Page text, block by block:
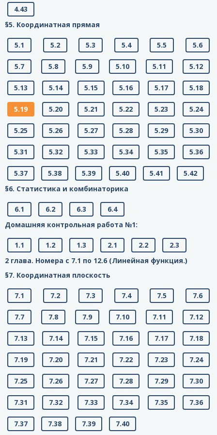
4.43
§5. Координатная прямая
5.1 5.2 5.3 5.4 5.5 5.6
5.7 5.8 5.9 5.10 5.11 5.12
5.13 5.14 5.15 5.16 5.17 5.18
5.19 5.20 5.21 5.22 5.23 5.24
5.25 5.26 5.27 5.28 5.29 5.30
5.31 5.32 5.33 5.34 5.35 5.36
5.37 5.38 5.39 5.40 5.41
5.42
§6. Статистика и комбинаторика
6.1 6.2 6.3
6.4
Домашняя контрольная работа №1:
1.1 1.2 1.3 2.1 2.2
2.3
2 глава. Номера с 7.1 по 12.6 (Линейная функция.)
§7. Координатная плоскость
7.1 7.2 7.3 7.4 7.5 7.6
7.7 7.8 7.9 7.10 7.11 7.12
7.13 7.14 7.15 7.16 7.17 7.18
7.19 7.20 7.21 7.22 7.23 7.24
7.25 7.26 7.27 7.28 7.29 7.30
7.31 7.32 7.33 7.34 7.35 7.36
7.37 7.38 7.39
7.40